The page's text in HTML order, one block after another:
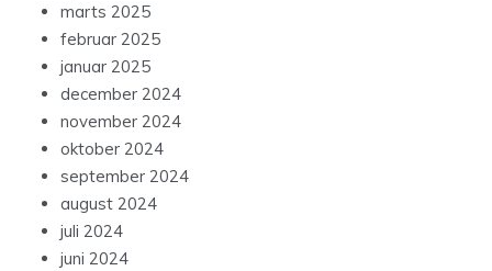
marts 2025
februar 2025
januar 2025
december 2024
november 2024
oktober 2024
september 2024
august 2024
juli 2024
juni 2024